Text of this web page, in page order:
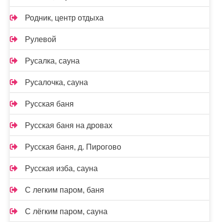
Родник, центр отдыха
Рулевой
Русалка, сауна
Русалочка, сауна
Русская баня
Русская баня на дровах
Русская баня, д. Пирогово
Русская изба, сауна
С легким паром, баня
С лёгким паром, сауна